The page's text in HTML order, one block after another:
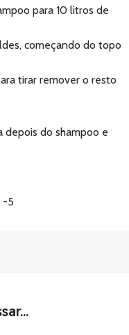
para 10 litros de
começando do topo
tirar remover o resto
depois do shampoo e
-5